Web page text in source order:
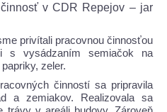
v CDR Repejov – jar
privítali pracovnou činnosťou
s vysádzaním semiačok na
zeler.
činností sa pripravila
a zemiakov. Realizovala sa